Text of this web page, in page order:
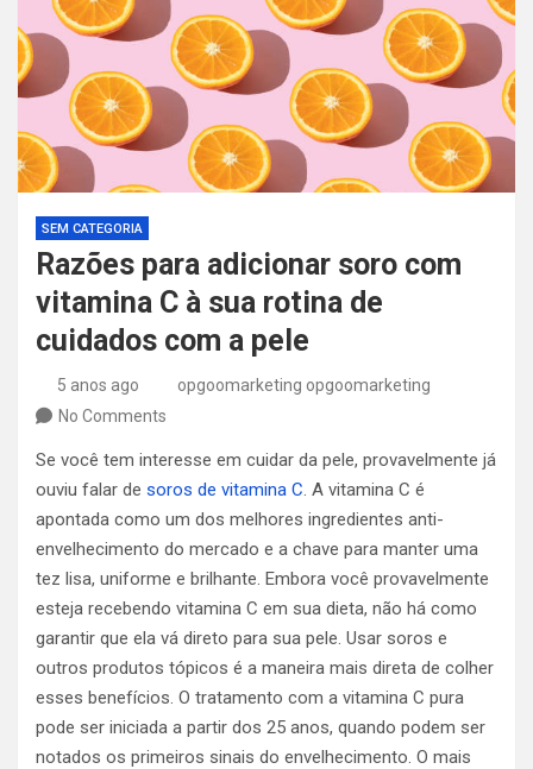
SEM CATEGORIA
Razões para adicionar soro com
vitamina C à sua rotina de
cuidados com a pele
5 anos ago
opgoomarketing opgoomarketing
No Comments
Se você tem interesse em cuidar da pele, provavelmente já
ouviu falar de soros de vitamina C. A vitamina C é
apontada como um dos melhores ingredientes anti-
envelhecimento do mercado e a chave para manter uma
tez lisa, uniforme e brilhante. Embora você provavelmente
esteja recebendo vitamina C em sua dieta, não há como
garantir que ela vá direto para sua pele. Usar soros e
outros produtos tópicos é a maneira mais direta de colher
esses benefícios. O tratamento com a vitamina C pura
pode ser iniciada a partir dos 25 anos, quando podem ser
notados os primeiros sinais do envelhecimento. O mais